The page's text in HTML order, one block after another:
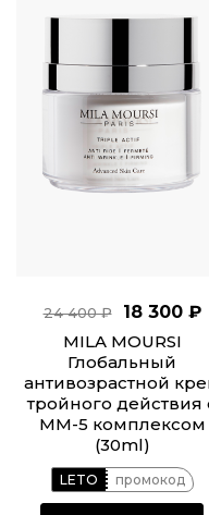
24 400 ₽
18 300 ₽
MILA MOURSI
Глобальный
антивозрастной
тройного действия
ММ-5 комплексом
(30ml)
LETO промокод